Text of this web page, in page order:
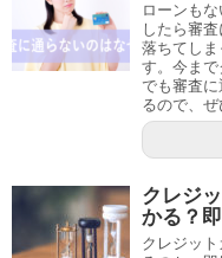
ローンも
したら審
落ちてしま
す。今ま
でも審査
るので、ぜ
クレジ
かる？
クレジッ